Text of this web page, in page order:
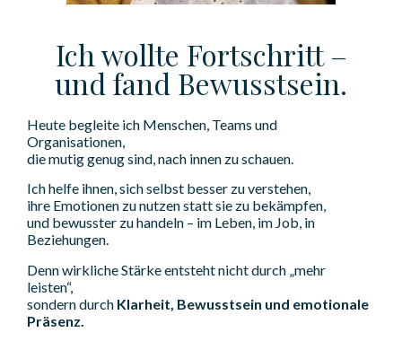
Ich wollte Fortschritt –
und fand Bewusstsein.
Heute begleite ich Menschen, Teams und
Organisationen,
die mutig genug sind, nach innen zu schauen.
Ich helfe ihnen, sich selbst besser zu verstehen,
ihre Emotionen zu nutzen statt sie zu bekämpfen,
und bewusster zu handeln – im Leben, im Job, in
Beziehungen.
Denn wirkliche Stärke entsteht nicht durch „mehr
leisten“,
sondern durch Klarheit, Bewusstsein und emotionale
Präsenz.